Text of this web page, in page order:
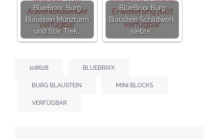
BlueBrixx: Burg
Blaustein Münzturm
und Star Trek…
BlueBrixx Burg
Blaustein Schildwerk:
siebte…
108628 BLUEBRIXX
BURG BLAUSTEIN MINI BLOCKS
VERFÜGBAR